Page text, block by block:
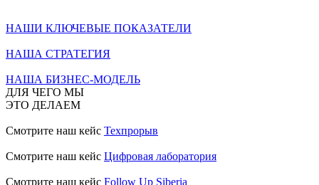
НАШИ КЛЮЧЕВЫЕ ПОКАЗАТЕЛИ
НАША СТРАТЕГИЯ
НАША БИЗНЕС-МОДЕЛЬ
ДЛЯ ЧЕГО МЫ
ЭТО ДЕЛАЕМ
Смотрите наш кейс Техпрорыв
Смотрите наш кейс Цифровая лаборатория
Смотрите наш кейс Follow Up Siberia